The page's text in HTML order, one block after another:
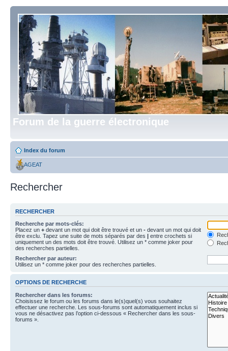
Forum de la guerre électronique
Index du forum
AGEAT
Rechercher
RECHERCHER
Recherche par mots-clés:
Placez un + devant un mot qui doit être trouvé et un - devant un mot qui doit
être exclu. Tapez une suite de mots séparés par des | entre crochets si
uniquement un des mots doit être trouvé. Utilisez un * comme joker pour
des recherches partielles.
Rechercher par auteur:
Utilisez un * comme joker pour des recherches partielles.
OPTIONS DE RECHERCHE
Rechercher dans les forums:
Choisissez le forum ou les forums dans le(s)quel(s) vous souhaitez
effectuer une recherche. Les sous-forums sont automatiquement inclus si
vous ne désactivez pas l’option ci-dessous « Rechercher dans les sous-
forums ».